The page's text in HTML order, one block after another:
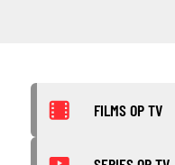
FILMS OP TV